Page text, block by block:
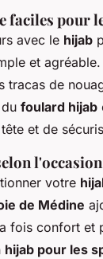
faciles pour
avec le hijab
et
tracas de
foulard hijab
et de
l'occasion
votre
de Médine
fois confort et
hijab pour les